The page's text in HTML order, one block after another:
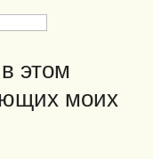
этом
моих